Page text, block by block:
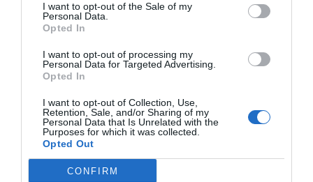
I want to opt-out of the Sale of my
Personal Data.
Opted In
I want to opt-out of processing my
Personal Data for Targeted Advertising.
Opted In
I want to opt-out of Collection, Use,
Retention, Sale, and/or Sharing of my
Personal Data that Is Unrelated with the
Purposes for which it was collected.
Opted Out
CONFIRM